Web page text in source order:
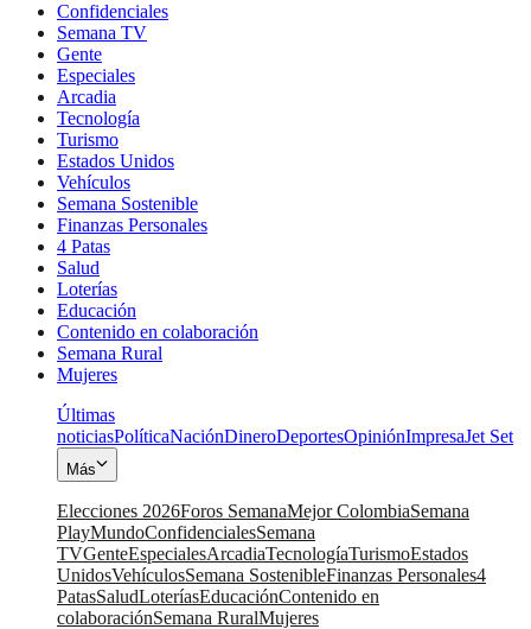
Confidenciales
Semana TV
Gente
Especiales
Arcadia
Tecnología
Turismo
Estados Unidos
Vehículos
Semana Sostenible
Finanzas Personales
4 Patas
Salud
Loterías
Educación
Contenido en colaboración
Semana Rural
Mujeres
Últimas
noticiasPolíticaNaciónDineroDeportesOpiniónImpresaJet Set
Más
Elecciones 2026Foros SemanaMejor ColombiaSemana
PlayMundoConfidencialesSemana
TVGenteEspecialesArcadiaTecnologíaTurismoEstados
UnidosVehículosSemana SostenibleFinanzas Personales4
PatasSaludLoteríasEducaciónContenido en
colaboraciónSemana RuralMujeres